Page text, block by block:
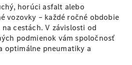
ochrana
údajov
horúci asfalt alebo
vozovky – každé ročné obdobie
cestách. V závislosti od
podmienok vám spoločnosť
optimálne pneumatiky a